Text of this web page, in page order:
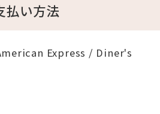
払い方法
Express / Diner's